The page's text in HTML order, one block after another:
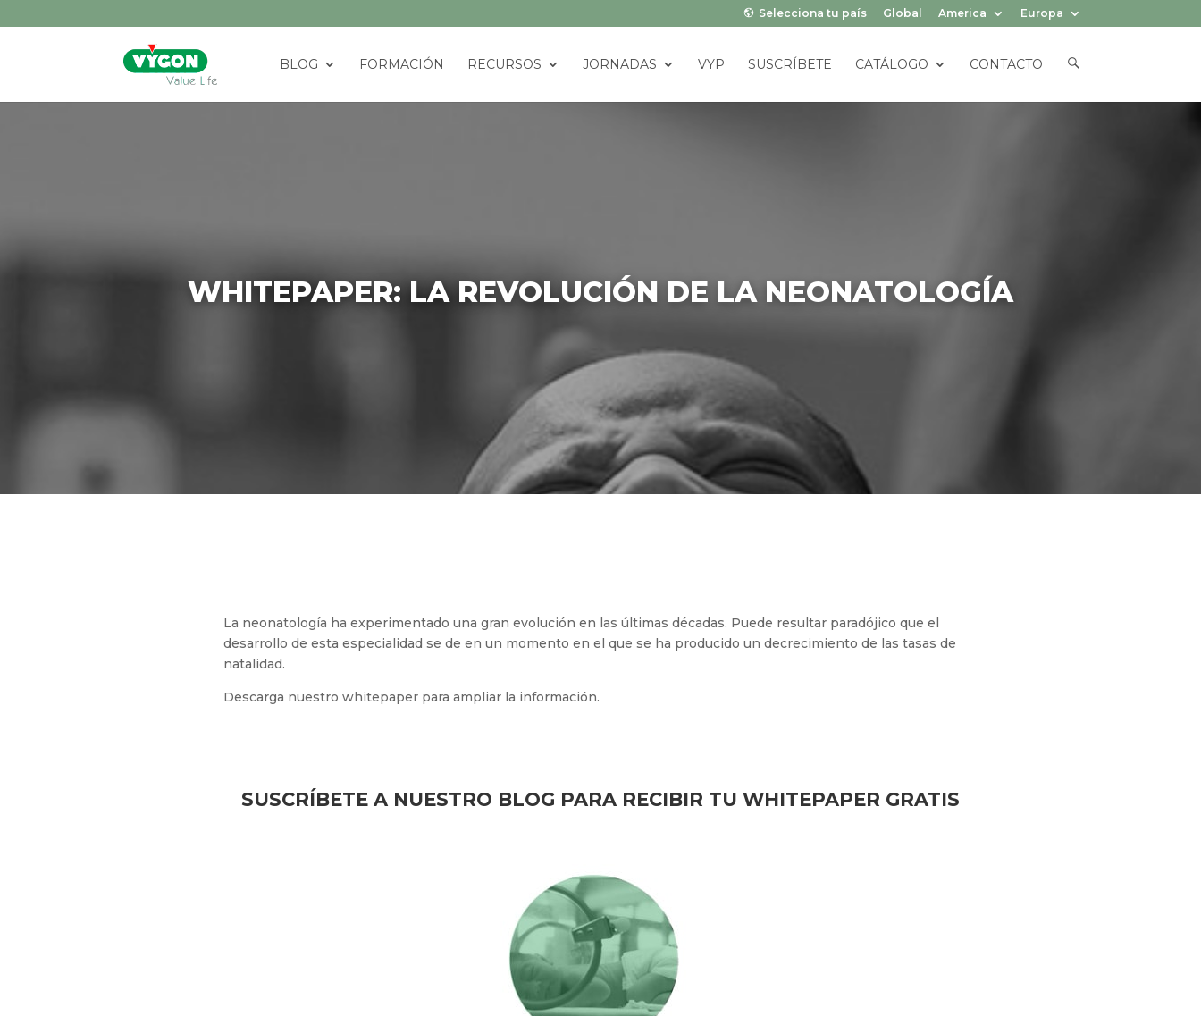
Selecciona tu país Global America Europa
BLOG FORMACIÓN RECURSOS JORNADAS VYP SUSCRÍBETE CATÁLOGO CONTACTO
M
WHITEPAPER: LA REVOLUCIÓN DE LA NEONATOLOGÍA
La neonatología ha experimentado una gran evolución en las últimas décadas. Puede resultar paradójico que el
desarrollo de esta especialidad se de en un momento en el que se ha producido un decrecimiento de las tasas de
natalidad.
Descarga nuestro whitepaper para ampliar la información.
SUSCRÍBETE A NUESTRO BLOG PARA RECIBIR TU WHITEPAPER GRATIS